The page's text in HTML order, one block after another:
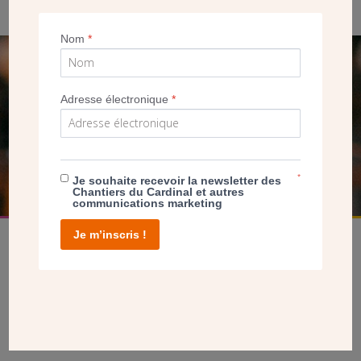
SEUL VOTRE DON
NOUS PERMET D’AGIR
FAIRE UN DON
Nom*
Adresse électronique*
Je souhaite recevoir la newsletter des
Chantiers du Cardinal et autres
communications marketing
*
Je m’inscris !